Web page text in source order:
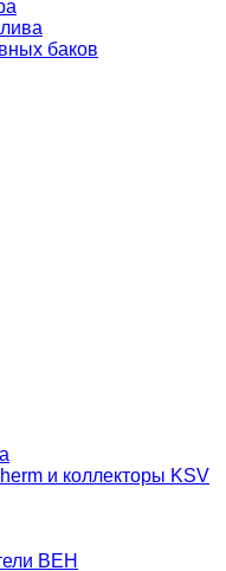
баков
и коллекторы KSV
BEH